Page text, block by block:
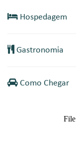
Hospedagem
Gastronomia
Como Chegar